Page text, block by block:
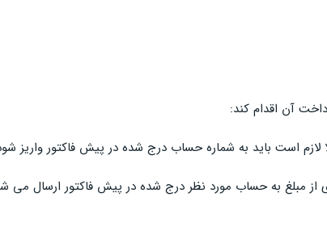
آن اقدام کند:
است باید به شماره حساب درج شده در پیش فاکتور واریز
مورد نظر درج شده در پیش فاکتور ارسال می شود. این مقدار ممکن